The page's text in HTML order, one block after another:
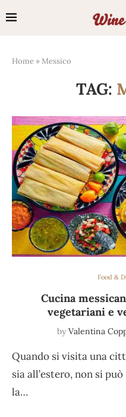
Home »Messico
TAG:
Food &
Cucina
vegetariani e
by Valentina
Quando si visita una
sia all’estero, non si
la…